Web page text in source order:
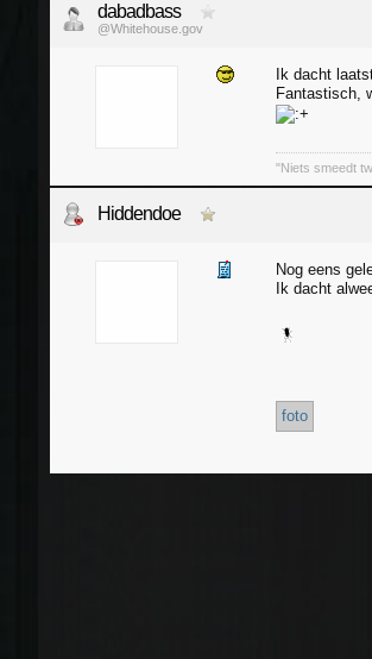
dabadbass
@Whitehouse.gov
Ik dacht
Fantastisch,
"Niets smeedt
Hiddendoe
Nog eens
Ik dacht
foto